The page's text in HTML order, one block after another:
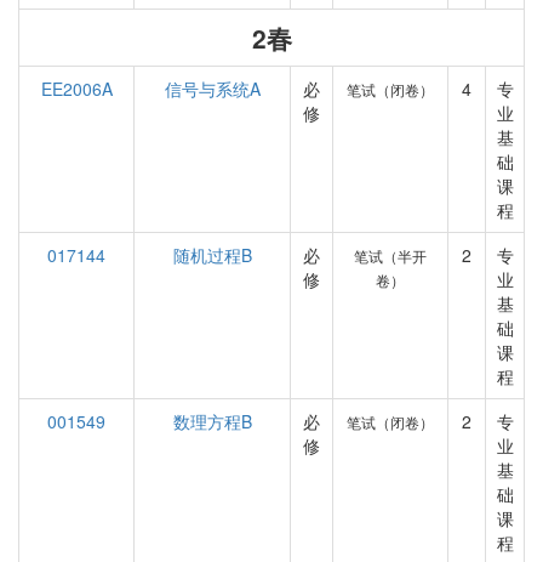
2春
EE2006A 信号与系统A
必
修
笔试（闭卷） 4
专
业
基
础
课
程
017144
随机过程B
必
修
笔试（半开
卷）
2
专
业
基
础
课
程
001549
数理方程B
必
修
笔试（闭卷） 2
专
业
基
础
课
程